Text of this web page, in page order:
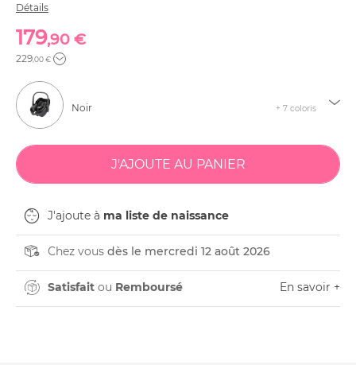
Détails
179,90 €
229,00 €
Noir + 7 coloris
J'ajoute à ma liste de naissance
Chez vous dès le mercredi 12 août 2026
Satisfait ou Remboursé En savoir +